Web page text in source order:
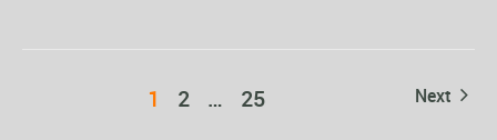
1 2 … 25 Next